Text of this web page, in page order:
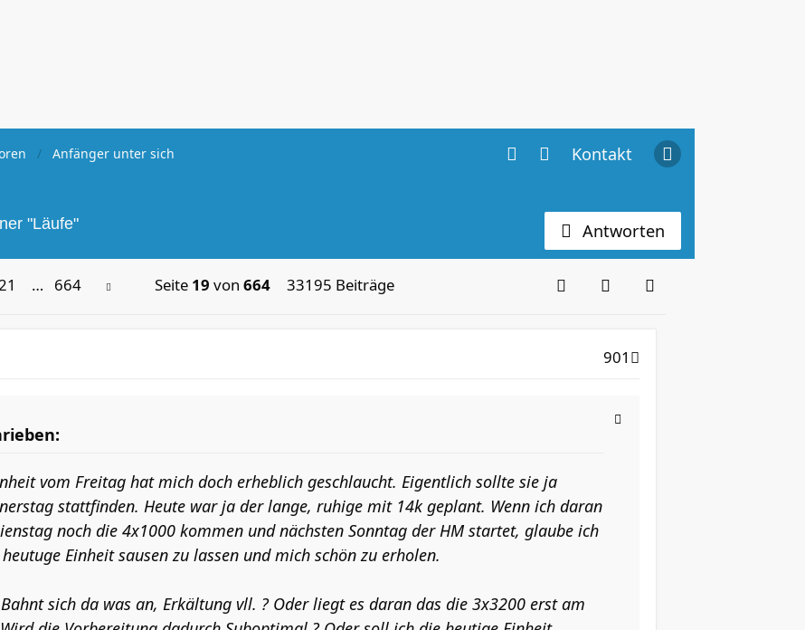
Kontakt
Anfänger unter sich
"Läufe" Antworten
… 664 Seite 19 von 664 33195 Beiträge
901
vom Freitag hat mich doch erheblich geschlaucht. Eigentlich sollte sie ja
stattfinden. Heute war ja der lange, ruhige mit 14k geplant. Wenn ich daran
noch die 4x1000 kommen und nächsten Sonntag der HM startet, glaube ich
Einheit sausen zu lassen und mich schön zu erholen.
sich da was an, Erkältung vll. ? Oder liegt es daran das die 3x3200 erst am